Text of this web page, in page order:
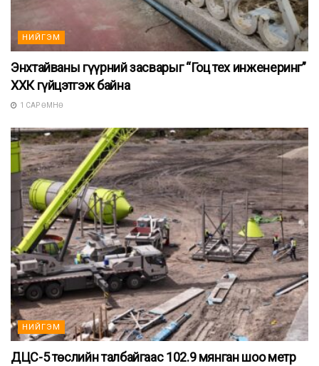
НИЙГЭМ
Энхтайваны гүүрний засварыг “Гоц тех инженеринг”
ХХК гүйцэтгэж байна
1 САР ӨМНӨ
НИЙГЭМ
ДЦС-5 төслийн талбайгаас 102.9 мянган шоо метр